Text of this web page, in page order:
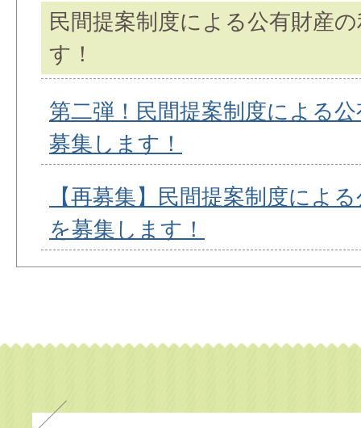
民間提案制度による公有財産
す！
第二弾！民間提案制度による
募集します！
【再募集】民間提案制度によ
を募集します！